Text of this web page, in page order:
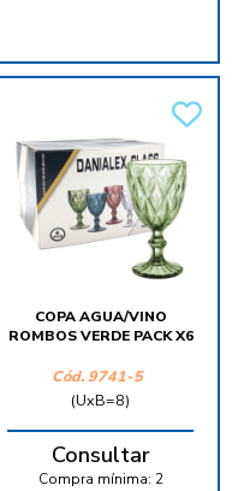
COPA AGUA/VINO
ROMBOS VERDE PACK X6
Cód. 9741-5
(UxB=8)
Consultar
Compra mínima: 2